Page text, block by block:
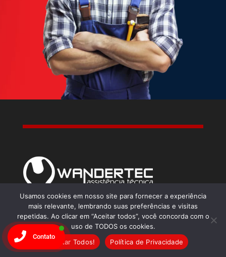
CNPJ:15.675.214/0001-35
Home
Serviços
Usamos cookies em nosso site para fornecer a experiência
mais relevante, lembrando suas preferências e visitas
repetidas. Ao clicar em “Aceitar todos”, você concorda com o
uso de TODOS os cookies.
Aceitar Todos!
Política de Privacidade
Contato